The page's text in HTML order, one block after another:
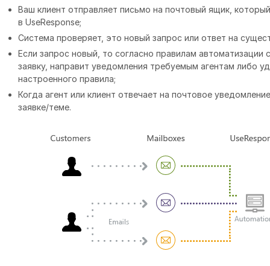
Ваш клиент отправляет письмо на почтовый ящик,
в UseResponse;
Система проверяет, это новый запрос или ответ на
Если запрос новый, то согласно правилам
заявку, направит уведомления требуемым агентам либо
настроенного правила;
Когда агент или клиент отвечает на почтовое
заявке/теме.